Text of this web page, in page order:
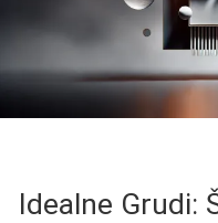
Idealne Grudi: